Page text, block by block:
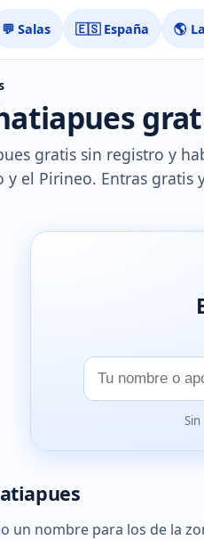
💬 Salas 🇪🇸 España 🌎
gratis sin registro y
y el Pirineo. Entras gratis
Tu
nombre
un nombre para los de la